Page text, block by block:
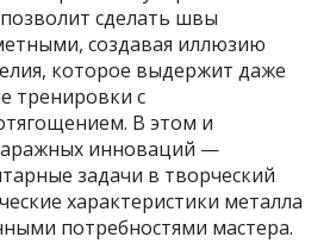
сделать швы
создавая иллюзию
которое выдержит даже
тренировки с
В этом и
инноваций —
задачи в творческий
характеристики металла
потребностями мастера.